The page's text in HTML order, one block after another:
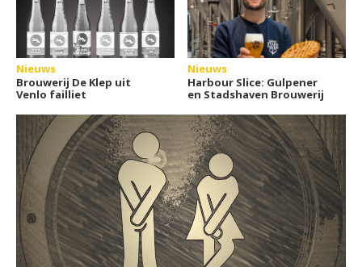
Nieuws
Brouwerij De Klep uit
Venlo failliet
Nieuws
Harbour Slice: Gulpener
en Stadshaven Brouwerij